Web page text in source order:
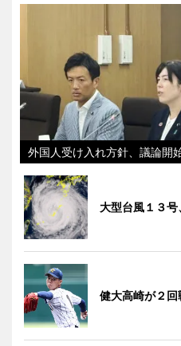
外国人受け入れ方針、議論開
大型台風１３
健大高崎が２